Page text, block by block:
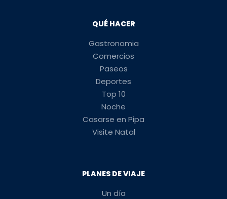
QUÉ HACER
Gastronomia
Comercios
Paseos
Deportes
Top 10
Noche
Casarse en Pipa
Visite Natal
PLANES DE VIAJE
Un día